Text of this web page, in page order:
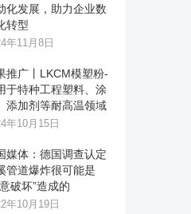
化发展，助力企业数
转型
年11月8日
推广丨LKCM模塑粉-
于特种工程塑料、涂
添加剂等耐高温领域
年10月15日
媒体：德国调查认定
管道爆炸很可能是
破坏”造成的
年10月19日